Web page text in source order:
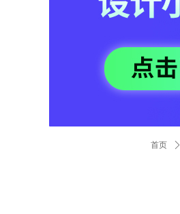
首页 ꄲ